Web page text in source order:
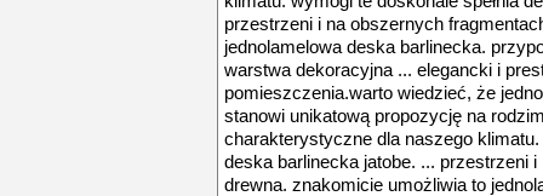
przestrzeni i na obszernych
jednolamelowa deska barlinecka.
warstwa dekoracyjna ... elegancki i
pomieszczenia.warto wiedzieć, że
stanowi unikatową propozycję na
charakterystyczne dla naszego klimatu.
deska barlinecka jatobe. ... przestrzeni
drewna. znakomicie umożliwia to